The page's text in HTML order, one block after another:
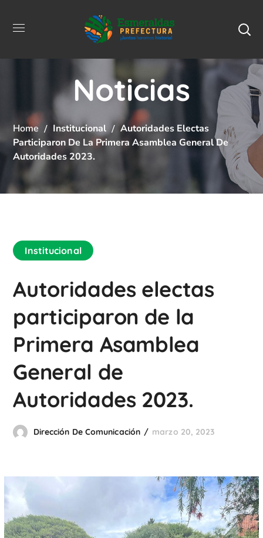
Noticias
Home Institucional
Autoridades Electas
Participaron De La Primera Asamblea General De
Autoridades 2023.
Institucional
Autoridades electas
participaron de la
Primera Asamblea
General de
Autoridades 2023.
Dirección De Comunicación marzo 20, 2023